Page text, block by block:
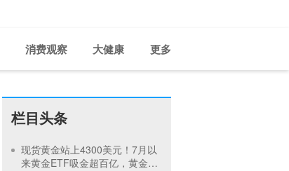
消费观察 大健康 更多
栏目头条
现货黄金站上4300美元！7月以
来黄金ETF吸金超百亿，黄金股